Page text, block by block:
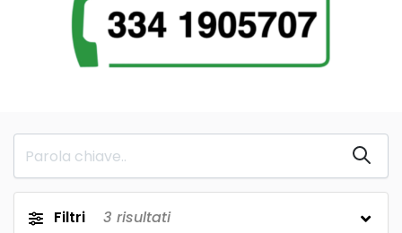
Filtri 3 risultati